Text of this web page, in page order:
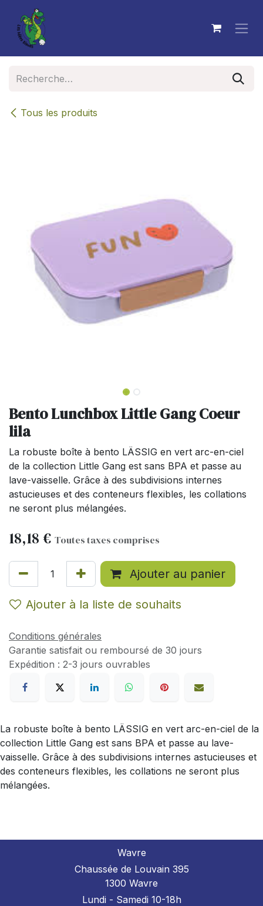
Se rendre au contenu
Tous les produits
Bento Lunchbox Little Gang Coeur
lila
La robuste boîte à bento LÄSSIG en vert arc-en-ciel
de la collection Little Gang est sans BPA et passe au
lave-vaisselle. Grâce à des subdivisions internes
astucieuses et des conteneurs flexibles, les collations
ne seront plus mélangées.
18,18 € Toutes taxes comprises
Ajouter au panier
Ajouter à la liste de souhaits
Conditions générales
Garantie satisfait ou remboursé de 30 jours
Expédition : 2-3 jours ouvrables
La robuste boîte à bento LÄSSIG en vert arc-en-ciel de la
collection Little Gang est sans BPA et passe au lave-
vaisselle. Grâce à des subdivisions internes astucieuses et
des conteneurs flexibles, les collations ne seront plus
mélangées.
Wavre
Chaussée de Louvain 395
1300 Wavre
Lundi - Samedi 10-18h